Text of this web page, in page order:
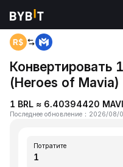
Главная
Конвертировать
(Heroes of Mavia)
1 BRL ≈ 6.40394420
Последнее обновление ： 2026/08/
Потратите